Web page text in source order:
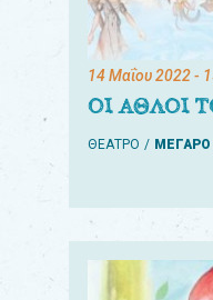
14 Μαΐου 2022-
ΟΙ ΑΘΛΟΙ
ΘΕΑΤΡΟ ΜΕΓΑΡΟ